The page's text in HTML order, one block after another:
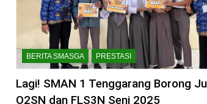
BERITA SMASGA PRESTASI
Lagi! SMAN 1 Tenggarang Borong
O2SN dan FLS3N Seni 2025